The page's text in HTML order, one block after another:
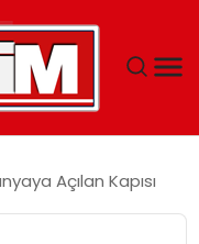
Açılan Kapısı